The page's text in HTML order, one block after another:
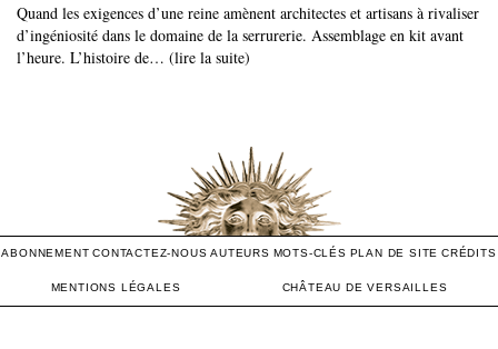
Quand les exigences d’une reine amènent architectes et artisans à rivaliser
d’ingéniosité dans le domaine de la serrurerie. Assemblage en kit avant
l’heure. L’histoire de… (lire la suite)
ABONNEMENT CONTACTEZ-NOUS AUTEURS MOTS-CLÉS PLAN DE SITE CRÉDITS
MENTIONS LÉGALES CHÂTEAU DE VERSAILLES